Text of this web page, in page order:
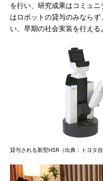
を行い、研究成果はコミュ
はロボットの貸与のみなら
い、早期の社会実装を行える
貸与される新型HSR（出典：トヨタ自